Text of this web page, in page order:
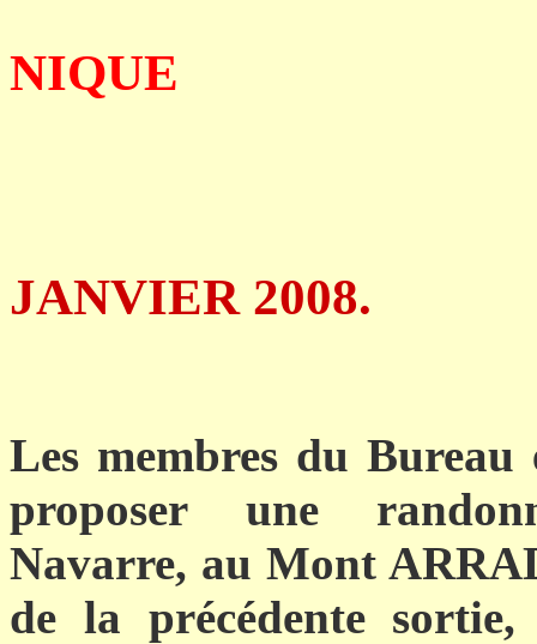
NIQUE
JANVIER 2008.
Les membres du
proposer une
Navarre, au Mont
de la précédente